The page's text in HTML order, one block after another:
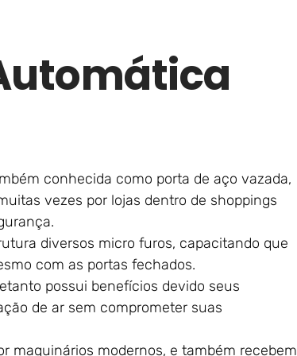
conhecida como porta de aço vazada,
vezes por lojas dentro de shoppings
diversos micro furos, capacitando que
com as portas fechados.
possui benefícios devido seus
de ar sem comprometer suas
maquinários modernos, e também recebem